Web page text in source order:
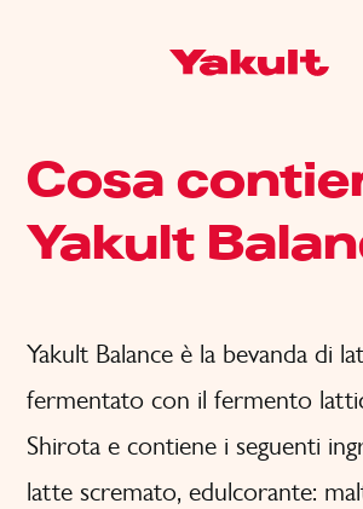
Cosa
Yakult
Yakult Balance è la bevanda di
fermentato con il fermento
Shirota e contiene i seguenti
latte scremato, edulcorante: